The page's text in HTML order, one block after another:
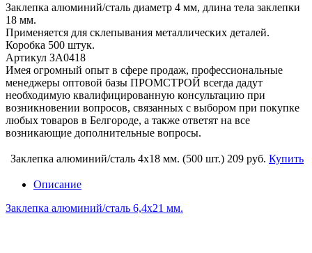
Заклепка алюминий/сталь диаметр 4 мм, длина тела заклепки
18 мм.
Применяется для склепывания металлических деталей.
Коробка 500 штук.
Артикул ЗА0418
Имея огромный опыт в сфере продаж, профессиональные
менеджеры оптовой базы ПРОМСТРОЙ всегда дадут
необходимую квалифицированную консультацию при
возникновении вопросов, связанных с выбором при покупке
любых товаров в Белгороде, а также ответят на все
возникающие дополнительные вопросы.
Заклепка алюминий/сталь 4х18 мм. (500 шт.) 209 руб. Купить
Описание
Заклепка алюминий/сталь 6,4х21 мм.